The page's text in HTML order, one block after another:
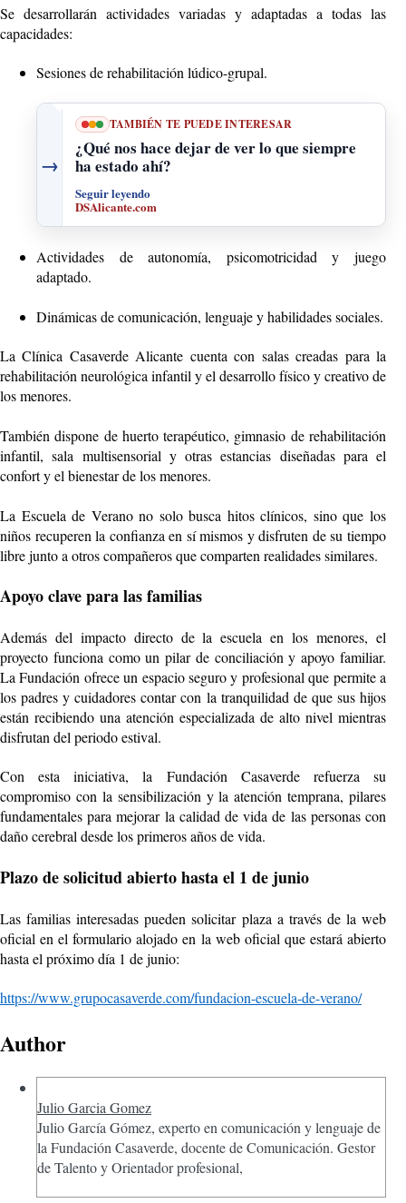
Se desarrollarán actividades variadas y adaptadas a todas las
capacidades:
Sesiones de rehabilitación lúdico-grupal.
→
TAMBIÉN TE PUEDE INTERESAR
¿Qué nos hace dejar de ver lo que siempre
ha estado ahí?
Seguir leyendo
DSAlicante.com
Actividades de autonomía, psicomotricidad y juego
adaptado.
Dinámicas de comunicación, lenguaje y habilidades sociales.
La Clínica Casaverde Alicante cuenta con salas creadas para la
rehabilitación neurológica infantil y el desarrollo físico y creativo de
los menores.
También dispone de huerto terapéutico, gimnasio de rehabilitación
infantil, sala multisensorial y otras estancias diseñadas para el
confort y el bienestar de los menores.
La Escuela de Verano no solo busca hitos clínicos, sino que los
niños recuperen la confianza en sí mismos y disfruten de su tiempo
libre junto a otros compañeros que comparten realidades similares.
Apoyo clave para las familias
Además del impacto directo de la escuela en los menores, el
proyecto funciona como un pilar de conciliación y apoyo familiar.
La Fundación ofrece un espacio seguro y profesional que permite a
los padres y cuidadores contar con la tranquilidad de que sus hijos
están recibiendo una atención especializada de alto nivel mientras
disfrutan del periodo estival.
Con esta iniciativa, la Fundación Casaverde refuerza su
compromiso con la sensibilización y la atención temprana, pilares
fundamentales para mejorar la calidad de vida de las personas con
daño cerebral desde los primeros años de vida.
Plazo de solicitud abierto hasta el 1 de junio
Las familias interesadas pueden solicitar plaza a través de la web
oficial en el formulario alojado en la web oficial que estará abierto
hasta el próximo día 1 de junio:
https://www.grupocasaverde.com/fundacion-escuela-de-verano/
Author
Julio Garcia Gomez
Julio García Gómez, experto en comunicación y lenguaje de
la Fundación Casaverde, docente de Comunicación. Gestor
de Talento y Orientador profesional,